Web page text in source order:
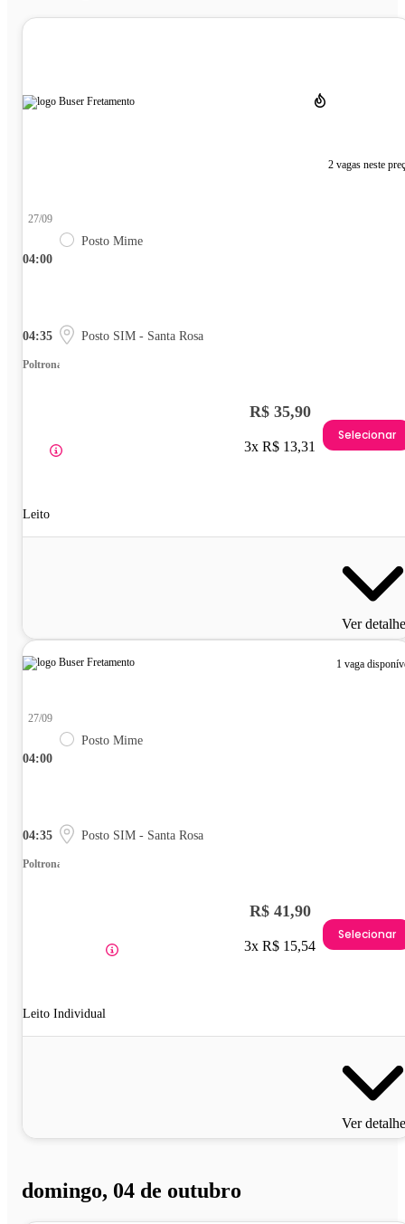
2 vagas neste
04:00
27/09
Posto Mime
04:35 Posto SIM - Santa Rosa
Poltrona
Leito
R$ 35,90
3x R$ 13,31
Selecionar
Ver
1 vaga
04:00
27/09
Posto Mime
04:35 Posto SIM - Santa Rosa
Poltrona
Leito Individual
R$ 41,90
3x R$ 15,54
Selecionar
Ver
domingo, 04 de outubro